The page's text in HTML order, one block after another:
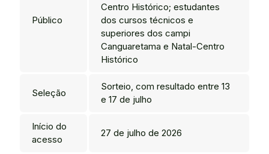
Público
Centro Histórico; estudantes
dos cursos técnicos e
superiores dos campi
Canguaretama e Natal-Centro
Histórico
Seleção
Sorteio, com resultado entre 13
e 17 de julho
Início do
acesso
27 de julho de 2026